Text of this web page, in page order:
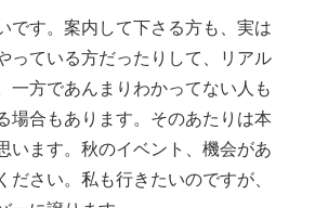
です。案内して下さる方も、実は
っている方だったりして、リアル
一方であんまりわかってない人も
場合もあります。そのあたりは本
います。秋のイベント、機会があ
ださい。私も行きたいのですが、